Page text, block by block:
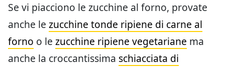
Se vi piacciono le zucchine al forno, provate
anche le zucchine tonde ripiene di carne al
forno o le zucchine ripiene vegetariane ma
anche la croccantissima schiacciata di